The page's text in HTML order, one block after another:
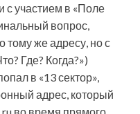
с участием в «Поле
вопрос,
тому же адресу, но с
Где? Когда?»)
в «13 сектор»,
адрес, который